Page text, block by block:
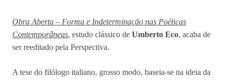
Obra Aberta – Forma e Indeterminação nas Poéticas
Contemporâneas, estudo clássico de Umberto Eco, acaba de
ser reeditado pela Perspectiva.
A tese do filólogo italiano, grosso modo, baseia-se na ideia da